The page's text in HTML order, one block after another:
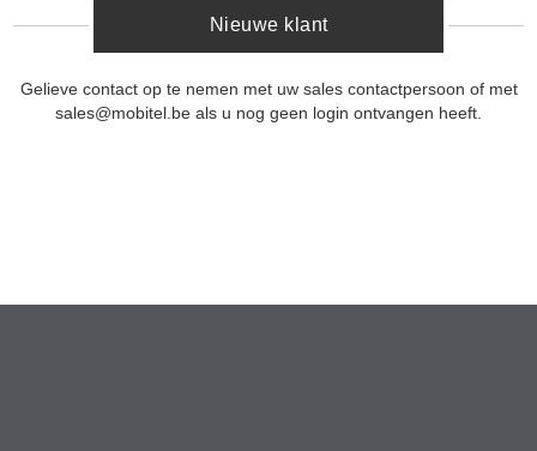
Nieuwe klant
Gelieve contact op te nemen met uw sales contactpersoon of met
sales@mobitel.be als u nog geen login ontvangen heeft.